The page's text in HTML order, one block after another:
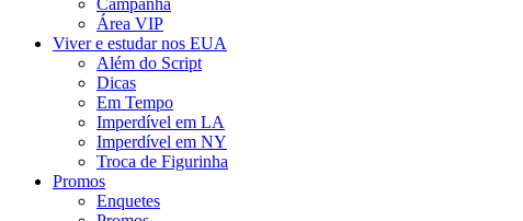
Campanha
Área VIP
Viver e estudar nos EUA
Além do Script
Dicas
Em Tempo
Imperdível em LA
Imperdível em NY
Troca de Figurinha
Promos
Enquetes